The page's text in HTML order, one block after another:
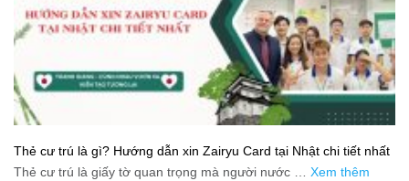
Thẻ cư trú là gì? Hướng dẫn xin Zairyu Card tại Nhật chi tiết nhất
Thẻ cư trú là giấy tờ quan trọng mà người nước … Xem thêm